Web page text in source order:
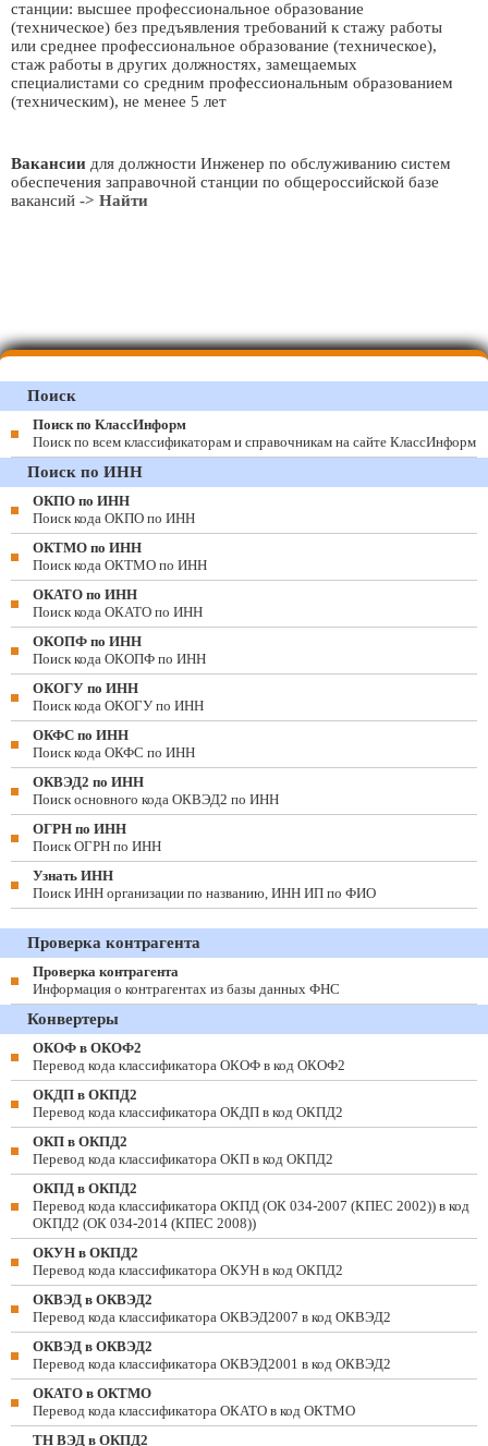
станции: высшее профессиональное образование
(техническое) без предъявления требований к стажу работы
или среднее профессиональное образование (техническое),
стаж работы в других должностях, замещаемых
специалистами со средним профессиональным образованием
(техническим), не менее 5 лет
Вакансии для должности Инженер по обслуживанию систем
обеспечения заправочной станции по общероссийской базе
вакансий -> Найти
Поиск
Поиск по КлассИнформ
Поиск по всем классификаторам и справочникам на сайте КлассИнформ
Поиск по ИНН
ОКПО по ИНН
Поиск кода ОКПО по ИНН
ОКТМО по ИНН
Поиск кода ОКТМО по ИНН
ОКАТО по ИНН
Поиск кода ОКАТО по ИНН
ОКОПФ по ИНН
Поиск кода ОКОПФ по ИНН
ОКОГУ по ИНН
Поиск кода ОКОГУ по ИНН
ОКФС по ИНН
Поиск кода ОКФС по ИНН
ОКВЭД2 по ИНН
Поиск основного кода ОКВЭД2 по ИНН
ОГРН по ИНН
Поиск ОГРН по ИНН
Узнать ИНН
Поиск ИНН организации по названию, ИНН ИП по ФИО
Проверка контрагента
Проверка контрагента
Информация о контрагентах из базы данных ФНС
Конвертеры
ОКОФ в ОКОФ2
Перевод кода классификатора ОКОФ в код ОКОФ2
ОКДП в ОКПД2
Перевод кода классификатора ОКДП в код ОКПД2
ОКП в ОКПД2
Перевод кода классификатора ОКП в код ОКПД2
ОКПД в ОКПД2
Перевод кода классификатора ОКПД (ОК 034-2007 (КПЕС 2002)) в код
ОКПД2 (ОК 034-2014 (КПЕС 2008))
ОКУН в ОКПД2
Перевод кода классификатора ОКУН в код ОКПД2
ОКВЭД в ОКВЭД2
Перевод кода классификатора ОКВЭД2007 в код ОКВЭД2
ОКВЭД в ОКВЭД2
Перевод кода классификатора ОКВЭД2001 в код ОКВЭД2
ОКАТО в ОКТМО
Перевод кода классификатора ОКАТО в код ОКТМО
ТН ВЭД в ОКПД2